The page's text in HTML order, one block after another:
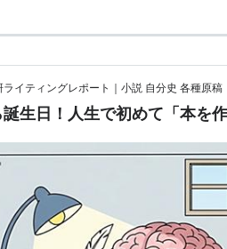
イティングレポート｜小説 自分史 各種原稿
生日！人生で初めて「本を